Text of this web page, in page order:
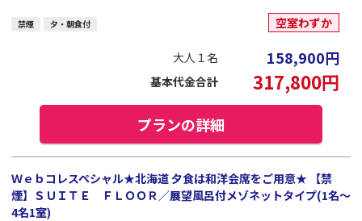
禁煙 夕・朝食付 空室わずか
大人１名 158,900円
基本代金合計 317,800円
プランの詳細
Ｗｅｂコレスペシャル★北海道 夕食は和洋会席をご用意★ 【禁
煙】ＳＵＩＴＥ ＦＬＯＯＲ／展望風呂付メゾネットタイプ(1名～
4名1室)